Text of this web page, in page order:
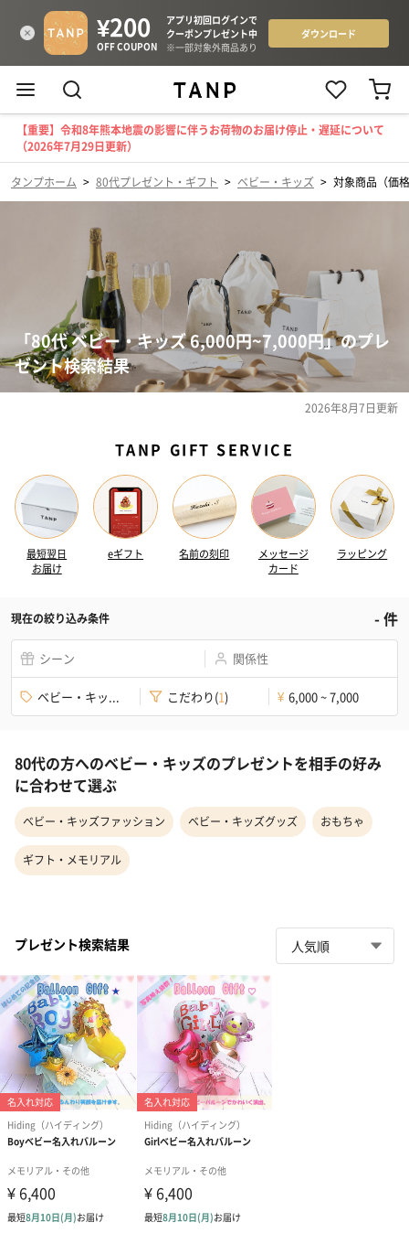
【重要】令和8年熊本地震の影響に伴うお荷物のお届け停止・遅延について
（2026年7月29日更新）
タンプホーム > 80代プレゼント・ギフト > ベビー・キッズ > 対象商品（価
「80代 ベビー・キッズ 6,000円~7,000円」のプレ
ゼント検索結果
2026年8月7日更新
TANP GIFT SERVICE
最短翌日
お届け
eギフト 名前の刻印
メッセージ
カード
ラッピング
現在の絞り込み条件 -件
シーン 関係性
ベビー・キッ... こだわり(1) ¥ 6,000 ~ 7,000
80代の方へのベビー・キッズのプレゼントを相手の好み
に合わせて選ぶ
ベビー・キッズファッション ベビー・キッズグッズ おもちゃ
ギフト・メモリアル
プレゼント検索結果